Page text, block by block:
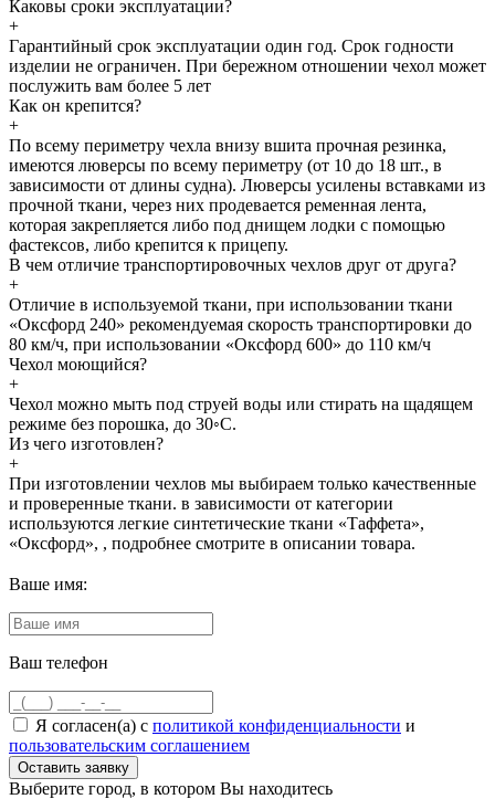
Каковы сроки эксплуатации?
+
Гарантийный срок эксплуатации один год. Срок годности
изделии не ограничен. При бережном отношении чехол может
послужить вам более 5 лет
Как он крепится?
+
По всему периметру чехла внизу вшита прочная резинка,
имеются люверсы по всему периметру (от 10 до 18 шт., в
зависимости от длины судна). Люверсы усилены вставками из
прочной ткани, через них продевается ременная лента,
которая закрепляется либо под днищем лодки с помощью
фастексов, либо крепится к прицепу.
В чем отличие транспортировочных чехлов друг от друга?
+
Отличие в используемой ткани, при использовании ткани
«Оксфорд 240» рекомендуемая скорость транспортировки до
80 км/ч, при использовании «Оксфорд 600» до 110 км/ч
Чехол моющийся?
+
Чехол можно мыть под струей воды или стирать на щадящем
режиме без порошка, до 30◦С.
Из чего изготовлен?
+
При изготовлении чехлов мы выбираем только качественные
и проверенные ткани. в зависимости от категории
используются легкие синтетические ткани «Таффета»,
«Оксфорд», , подробнее смотрите в описании товара.
Ваше имя:
Ваш телефон
Я согласен(а) с политикой конфиденциальности и
пользовательским соглашением
Выберите город, в котором Вы находитесь